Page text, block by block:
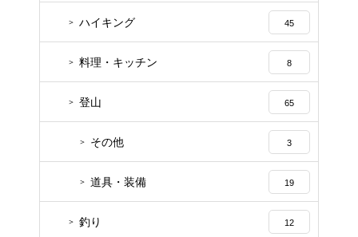
ハイキング 45
料理・キッチン 8
登山 65
その他 3
道具・装備 19
釣り 12